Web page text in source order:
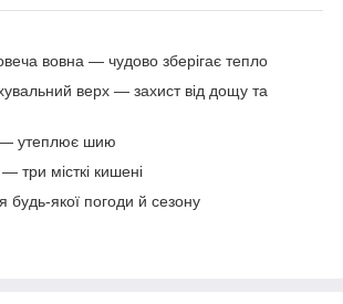
вовна — чудово зберігає тепло
верх — захист від дощу та
— утеплює шию
три місткі кишені
будь-якої погоди й сезону